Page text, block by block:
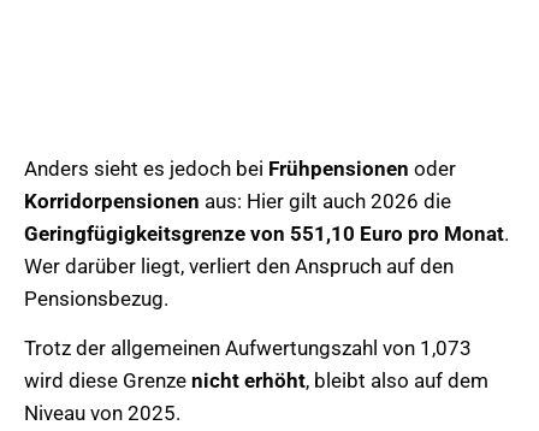
Anders sieht es jedoch bei Frühpensionen oder
Korridorpensionen aus: Hier gilt auch 2026 die
Geringfügigkeitsgrenze von 551,10 Euro pro Monat.
Wer darüber liegt, verliert den Anspruch auf den
Pensionsbezug.
Trotz der allgemeinen Aufwertungszahl von 1,073
wird diese Grenze nicht erhöht, bleibt also auf dem
Niveau von 2025.